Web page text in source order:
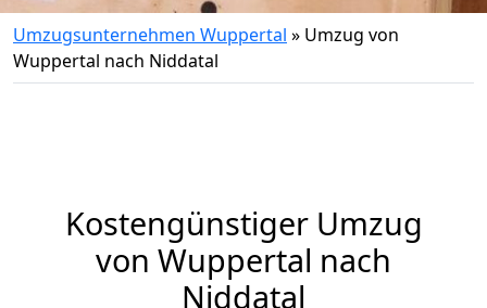
Umzugsunternehmen Wuppertal » Umzug von
Wuppertal nach Niddatal
Kostengünstiger Umzug
von Wuppertal nach
Niddatal